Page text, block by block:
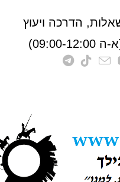
ויעוץ